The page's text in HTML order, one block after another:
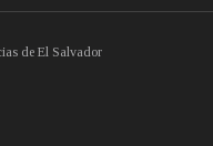
de El Salvador